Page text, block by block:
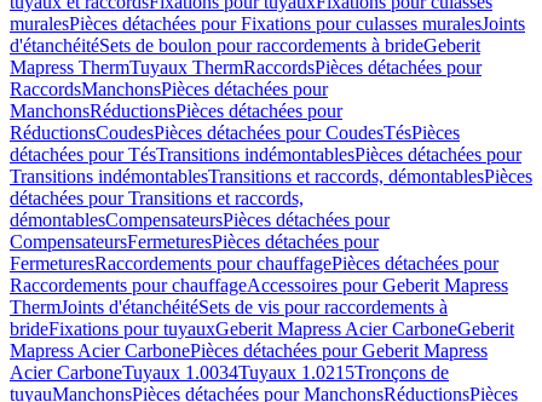
muralesPièces détachées pour Fixations pour culasses muralesJoints
d'étanchéitéSets de boulon pour raccordements à brideGeberit
Mapress ThermTuyaux ThermRaccordsPièces détachées pour
RaccordsManchonsPièces détachées pour
ManchonsRéductionsPièces détachées pour
RéductionsCoudesPièces détachées pour CoudesTésPièces
détachées pour TésTransitions indémontablesPièces détachées pour
Transitions indémontablesTransitions et raccords, démontablesPièces
détachées pour Transitions et raccords,
démontablesCompensateursPièces détachées pour
CompensateursFermeturesPièces détachées pour
FermeturesRaccordements pour chauffagePièces détachées pour
Raccordements pour chauffageAccessoires pour Geberit Mapress
ThermJoints d'étanchéitéSets de vis pour raccordements à
brideFixations pour tuyauxGeberit Mapress Acier CarboneGeberit
Mapress Acier CarbonePièces détachées pour Geberit Mapress
Acier CarboneTuyaux 1.0034Tuyaux 1.0215Tronçons de
tuyauManchonsPièces détachées pour ManchonsRéductionsPièces